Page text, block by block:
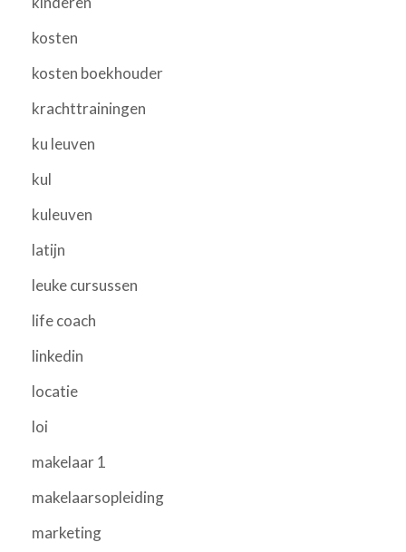
kosten
kosten boekhouder
krachttrainingen
ku leuven
kul
kuleuven
latijn
leuke cursussen
life coach
linkedin
locatie
loi
makelaar 1
makelaarsopleiding
marketing